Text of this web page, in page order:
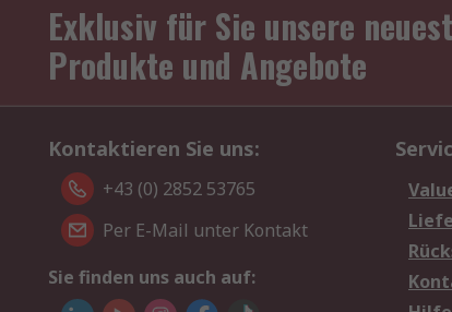
Exklusiv für Sie unsere
Produkte und Angebote
Kontaktieren Sie uns:
+43 (0) 2852 53765
Per E-Mail unter Kontakt
Sie finden uns auch auf: